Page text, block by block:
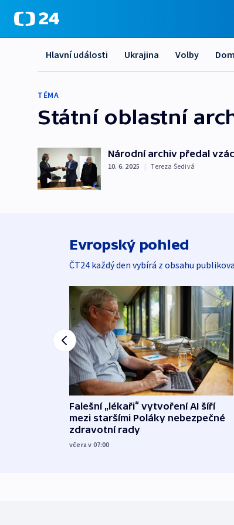
Hlavní události Ukrajina Volby
TÉMA
Státní oblastní
Národní archiv předal
10. 6. 2025 | Tereza Šedivá
Evropský pohled
ČT24 každý den vybírá z obsahu
Falešní „lékaři“ vytvoření AI šíří
mezi staršími Poláky nebezpečné
zdravotní rady
včera v 07:00